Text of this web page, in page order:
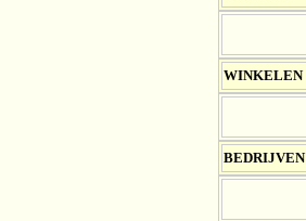
WINKELEN
BEDRIJVEN